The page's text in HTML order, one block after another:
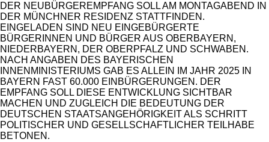
DER NEUBÜRGEREMPFANG SOLL AM MONTAGABEND IN
DER MÜNCHNER RESIDENZ STATTFINDEN.
EINGELADEN SIND NEU EINGEBÜRGERTE
BÜRGERINNEN UND BÜRGER AUS OBERBAYERN,
NIEDERBAYERN, DER OBERPFALZ UND SCHWABEN.
NACH ANGABEN DES BAYERISCHEN
INNENMINISTERIUMS GAB ES ALLEIN IM JAHR 2025 IN
BAYERN FAST 60.000 EINBÜRGERUNGEN. DER
EMPFANG SOLL DIESE ENTWICKLUNG SICHTBAR
MACHEN UND ZUGLEICH DIE BEDEUTUNG DER
DEUTSCHEN STAATSANGEHÖRIGKEIT ALS SCHRITT
POLITISCHER UND GESELLSCHAFTLICHER TEILHABE
BETONEN.